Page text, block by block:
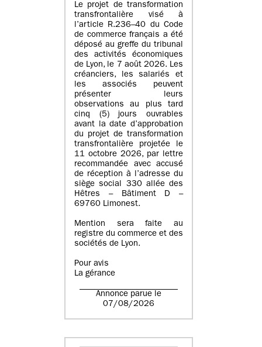
Le projet de transformation
transfrontalière visé à
l’article R.236–40 du Code
de commerce français a été
déposé au greffe du tribunal
des activités économiques
de Lyon, le 7 août 2026. Les
créanciers, les salariés et
les associés peuvent
présenter leurs
observations au plus tard
cinq (5) jours ouvrables
avant la date d’approbation
du projet de transformation
transfrontalière projetée le
11 octobre 2026, par lettre
recommandée avec accusé
de réception à l’adresse du
siège social 330 allée des
Hêtres – Bâtiment D –
69760 Limonest.
Mention sera faite au
registre du commerce et des
sociétés de Lyon.
Pour avis
La gérance
Annonce parue le
07/08/2026